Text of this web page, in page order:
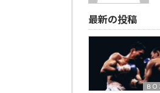
最新の投稿
ＢＯ